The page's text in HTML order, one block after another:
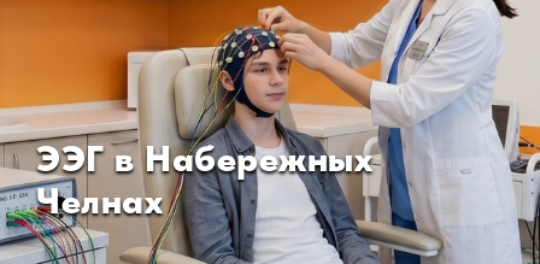
ЭЭГ в Набережных
Челнах